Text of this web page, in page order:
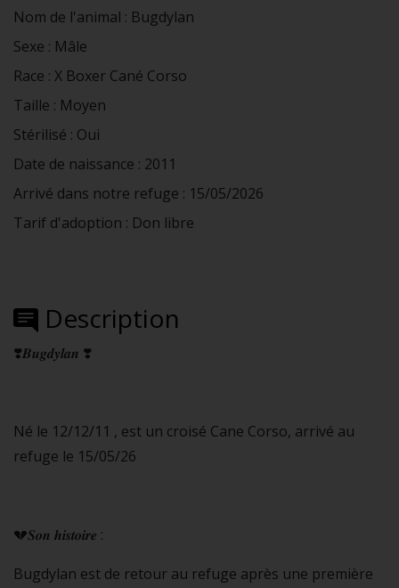
Nom de l'animal : Bugdylan
Sexe : Mâle
Race : X Boxer Cané Corso
Taille : Moyen
Stérilisé : Oui
Date de naissance : 2011
Arrivé dans notre refuge : 15/05/2026
Tarif d'adoption : Don libre
Description
❣️𝑩𝒖𝒈𝒅𝒚𝒍𝒂𝒏 ❣️
Né le 12/12/11 , est un croisé Cane Corso, arrivé au
refuge le 15/05/26
💔𝑺𝒐𝒏 𝒉𝒊𝒔𝒕𝒐𝒊𝒓𝒆 :
Bugdylan est de retour au refuge après une première